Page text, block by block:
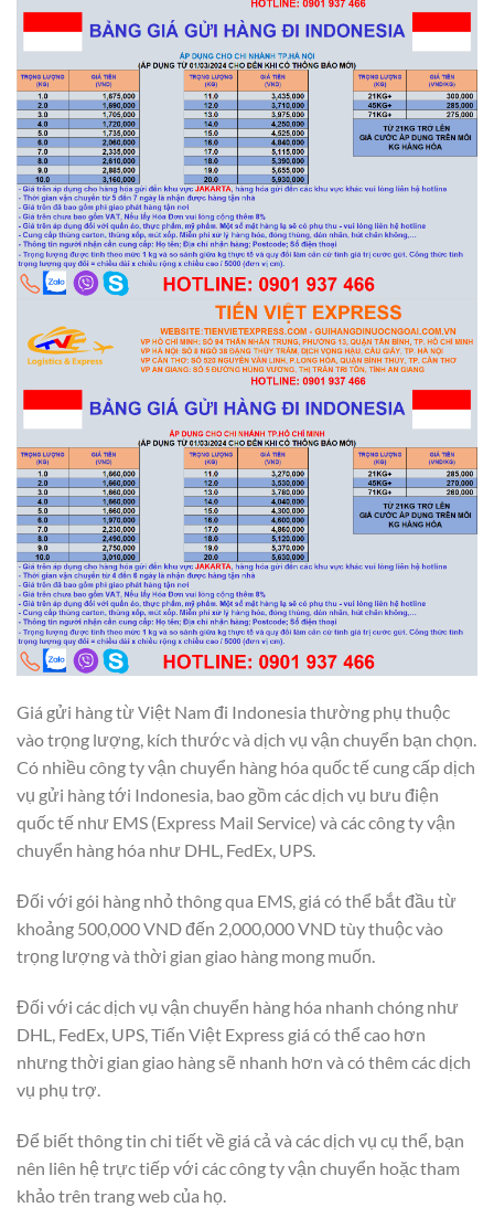
Giá gửi hàng từ Việt Nam đi Indonesia thường phụ thuộc
vào trọng lượng, kích thước và dịch vụ vận chuyển bạn chọn.
Có nhiều công ty vận chuyển hàng hóa quốc tế cung cấp dịch
vụ gửi hàng tới Indonesia, bao gồm các dịch vụ bưu điện
quốc tế như EMS (Express Mail Service) và các công ty vận
chuyển hàng hóa như DHL, FedEx, UPS.
Đối với gói hàng nhỏ thông qua EMS, giá có thể bắt đầu từ
khoảng 500,000 VND đến 2,000,000 VND tùy thuộc vào
trọng lượng và thời gian giao hàng mong muốn.
Đối với các dịch vụ vận chuyển hàng hóa nhanh chóng như
DHL, FedEx, UPS, Tiến Việt Express giá có thể cao hơn
nhưng thời gian giao hàng sẽ nhanh hơn và có thêm các dịch
vụ phụ trợ.
Để biết thông tin chi tiết về giá cả và các dịch vụ cụ thể, bạn
nên liên hệ trực tiếp với các công ty vận chuyển hoặc tham
khảo trên trang web của họ.